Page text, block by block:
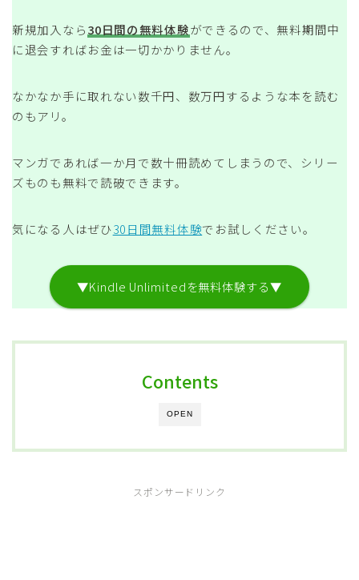
新規加入なら30日間の無料体験ができるので、無料期間中
に退会すればお金は一切かかりません。
なかなか手に取れない数千円、数万円するような本を読む
のもアリ。
マンガであれば一か月で数十冊読めてしまうので、シリー
ズものも無料で読破できます。
気になる人はぜひ30日間無料体験でお試しください。
▼Kindle Unlimitedを無料体験する▼
OPEN
Contents
スポンサードリンク